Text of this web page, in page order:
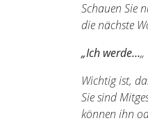
Schauen Sie
die nächste
„Ich werde…„
Wichtig ist,
Sie sind
können ihn